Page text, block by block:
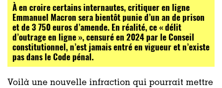
À en croire certains internautes, critiquer en ligne
Emmanuel Macron sera bientôt punie d’un an de prison
et de 3 750 euros d’amende. En réalité, ce « délit
d’outrage en ligne », censuré en 2024 par le Conseil
constitutionnel, n’est jamais entré en vigueur et n’existe
pas dans le Code pénal.
Voilà une nouvelle infraction qui pourrait mettre